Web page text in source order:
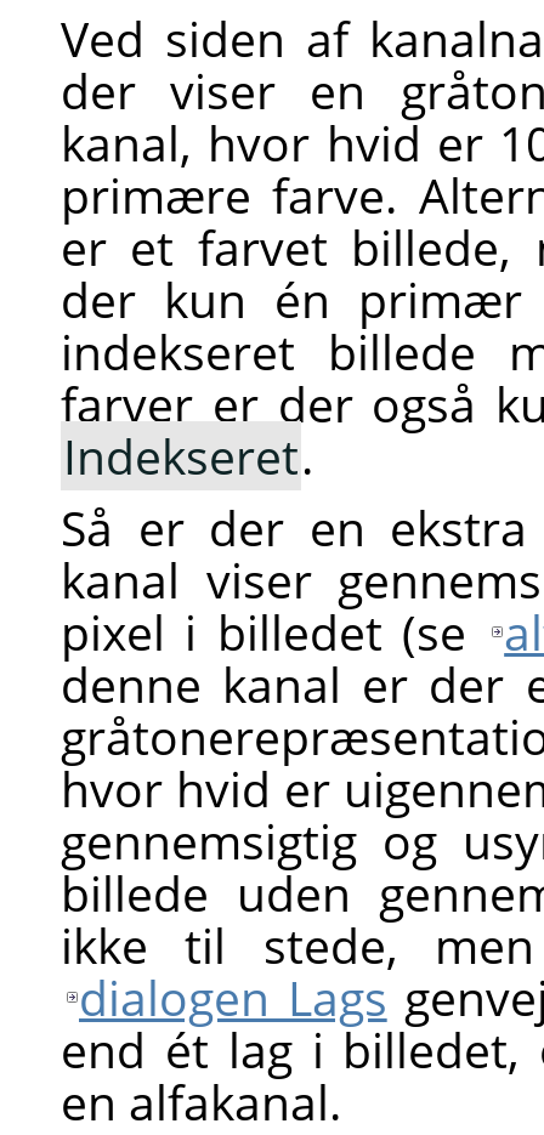
Ved siden af
der viser en
kanal, hvor hvid er
primære farve.
er et farvet billede,
der kun én
indekseret billede
farver er der også
Indekseret.
Så er der en
kanal viser
pixel i billedet (se
denne kanal er der
hvor hvid er
gennemsigtig og
billede uden
ikke til stede,
dialogen Lags
end ét lag i
en alfakanal.